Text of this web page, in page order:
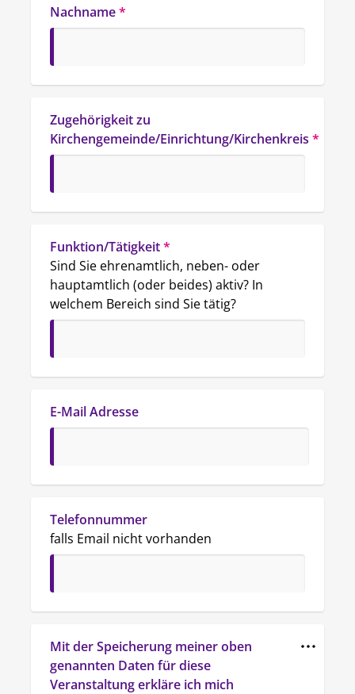
Nachname*
Zugehörigkeit zu
Kirchengemeinde/Einrichtung/Kirchenkreis *
Funktion/Tätigkeit*
Sind Sie ehrenamtlich, neben- oder
hauptamtlich (oder beides) aktiv? In
welchem Bereich sind Sie tätig?
E-Mail Adresse
Telefonnummer
falls Email nicht vorhanden
Mit der Speicherung meiner oben
genannten Daten für diese
Veranstaltung erkläre ich mich